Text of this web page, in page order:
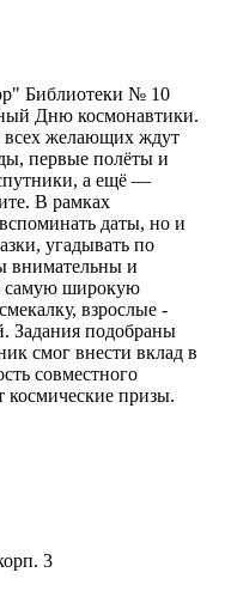
Библиотеки № 10
Дню космонавтики.
всех желающих ждут
первые полёты и
а ещё —
В рамках
даты, но и
угадывать по
внимательны и
самую широкую
взрослые -
Задания подобраны
смог внести вклад в
совместного
космические призы.
3